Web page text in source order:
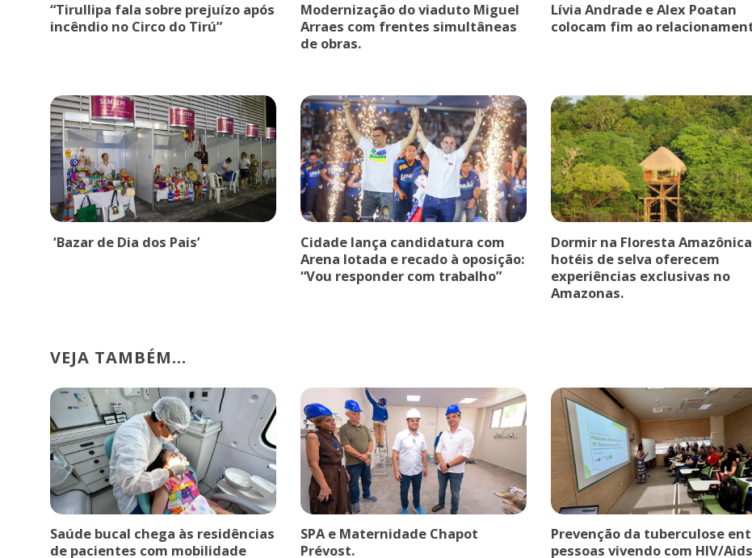
“Tirullipa fala sobre prejuízo após
incêndio no Circo do Tirú”
Modernização do viaduto Miguel
Arraes com frentes simultâneas
de obras.
Lívia Andrade e Alex Poatan
colocam fim ao
‘Bazar de Dia dos Pais’
Cidade lança candidatura com
Arena lotada e recado à oposição:
“Vou responder com trabalho”
Dormir na Floresta
hotéis de selva oferecem
experiências exclusivas no
Amazonas.
VEJA TAMBÉM...
Saúde bucal chega às residências
de pacientes com mobilidade
SPA e Maternidade Chapot
Prévost.
Prevenção da tuberculose
pessoas vivendo com HIV/